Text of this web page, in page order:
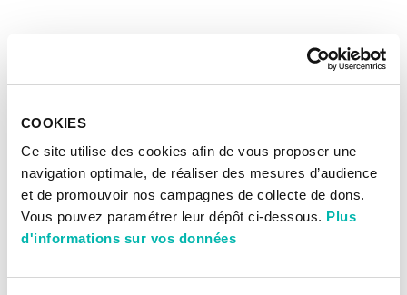
COOKIES
Ce site utilise des cookies afin de vous proposer une
navigation optimale, de réaliser des mesures d’audience
et de promouvoir nos campagnes de collecte de dons.
Vous pouvez paramétrer leur dépôt ci-dessous. Plus
d'informations sur vos données